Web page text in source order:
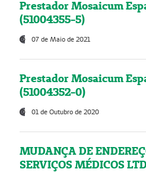
Prestador Mosaicum
(51004355-5)
07 de Maio de 2021
Prestador Mosaicum
(51004352-0)
01 de Outubro de 2020
MUDANÇA DE
SERVIÇOS MÉDICOS